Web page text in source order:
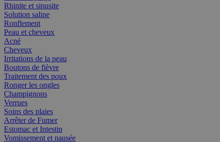
Rhinite et sinusite
Solution saline
Ronflement
Peau et cheveux
Acné
Cheveux
Irritations de la peau
Boutons de fièvre
Traitement des poux
Ronger les ongles
Champignons
Verrues
Soins des plaies
Arrêter de Fumer
Estomac et Intestin
Vomissement et nausée